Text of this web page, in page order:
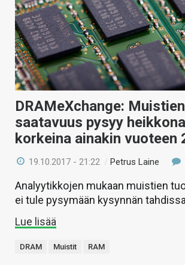
DRAMeXchange: Muistien
saatavuus pysyy
korkeina ainakin vuoteen
19.10.2017 - 21:22 /Petrus Laine
Analyytikkojen mukaan muistien
ei tule pysymään kysynnän
Lue lisää
DRAM Muistit RAM